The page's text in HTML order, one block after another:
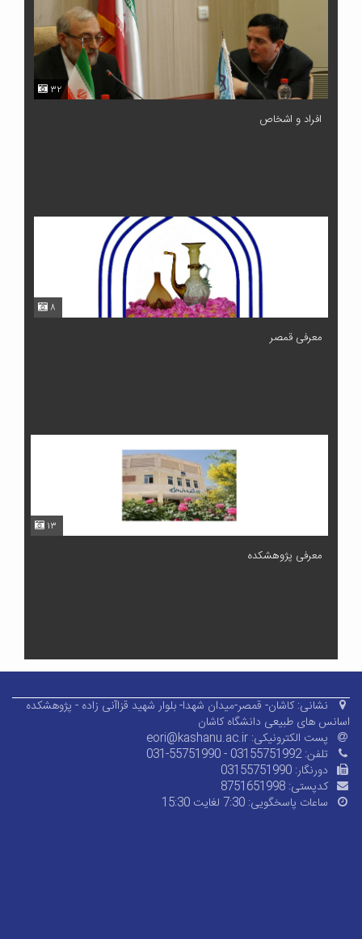
۳۲
افراد و اشخاص
۸
معرفی قمصر
۱۳
معرفی پژوهشکده
نشانی: کاشان- قمصر-میدان شهدا- بلوار شهید قزاآنی زاده - پژوهشکده
اسانس های طبیعی دانشگاه کاشان
پست الکترونیکی: eori@kashanu.ac.ir
تلفن:031-55751990 - 03155751992
دورنگار: 03155751990
کدپستی: 8751651998
ساعات پاسخگویی: 7:30 لغایت 15:30